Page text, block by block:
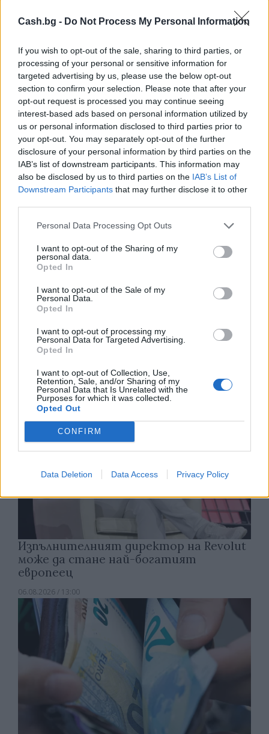
Cash.bg - Do Not Process My Personal Information
If you wish to opt-out of the sale, sharing to third parties, or
processing of your personal or sensitive information for
targeted advertising by us, please use the below opt-out
section to confirm your selection. Please note that after your
opt-out request is processed you may continue seeing
interest-based ads based on personal information utilized by
us or personal information disclosed to third parties prior to
your opt-out. You may separately opt-out of the further
disclosure of your personal information by third parties on the
IAB’s list of downstream participants. This information may
also be disclosed by us to third parties on the IAB’s List of
Downstream Participants that may further disclose it to other
Personal Data Processing Opt Outs
I want to opt-out of the Sharing of my
personal data.
Opted In
I want to opt-out of the Sale of my
Personal Data.
Opted In
I want to opt-out of processing my
Personal Data for Targeted Advertising.
Opted In
I want to opt-out of Collection, Use,
Retention, Sale, and/or Sharing of my
Personal Data that Is Unrelated with the
Purposes for which it was collected.
Opted Out
CONFIRM
Data Deletion Data Access Privacy Policy
Ню Йорк стана 14-ият щат на САЩ, в
който е разрешена евтаназията
06.08.2026 / 16:00
Спадането на Дунав принуди Румъния
да възобнови работата на въглищна
електроцентрала
06.08.2026 / 15:30
Изпълнителният директор на Revolut
може да стане най-богатият
европеец
06.08.2026 / 13:00